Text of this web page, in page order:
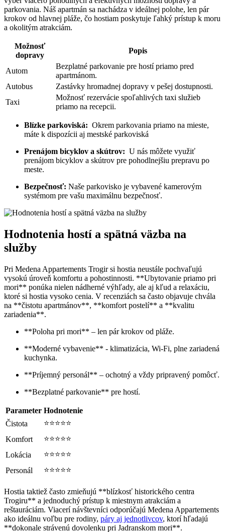
parkovania. Náš apartmán sa nachádza v ideálnej polohe, len pár
krokov od ‌hlavnej pláže, čo hostiam poskytuje ‍ľahký prístup k moru
a okolitým atrakciám.
Možnosť⁣
dopravy
Popis
Autom
Bezplatné parkovanie pre hostí ⁣priamo pred
apartmánom.
Autobus
Zastávky hromadnej dopravy v⁢ pešej dostupnosti.
Taxi
Možnosť rezervácie spoľahlivých ⁣taxi služieb
⁣priamo ⁢na recepcii.
Blízke parkoviská: ‍ Okrem parkovania priamo na mieste,
máte k dispozícii ‌aj mestské parkoviská
Prenájom bicyklov ⁤a skútrov: ‌ U nás môžete využiť
prenájom bicyklov a skútrov pre pohodlnejšiu prepravu po
meste.
Bezpečnosť: Naše ⁢parkovisko je vybavené kamerovým
systémom pre vašu ​maximálnu bezpečnosť.
Hodnotenia hostí a spätná väzba na
služby
Pri Medena ⁣Appartements Trogir si hostia neustále pochvaľujú
vysokú úroveň ⁢komfortu a pohostinnosti. **Ubytovanie priamo pri ​
mori**‌ ponúka⁢ nielen nádherné výhľady, ale aj kľud a relaxáciu,
ktoré si hostia vysoko cenia. V recenziách sa často objavuje chvála
na **čistotu‌ apartmánov**, **komfort postelí** a **kvalitu
⁢zariadenia**.
**Poloha pri mori** – len⁣ pár krokov od pláže.
**Moderné vybavenie** ⁤- klimatizácia, Wi-Fi, plne zariadená
kuchynka.
**Príjemný personál** – ochotný a vždy pripravený pomôcť.
**Bezplatné​ parkovanie** pre ‍hostí.
Parameter Hodnotenie
Čistota
⭐⭐⭐⭐⭐
Komfort
⭐⭐⭐⭐⭐
Lokácia
⭐⭐⭐⭐⭐
Personál
⭐⭐⭐⭐⭐
Hostia taktiež často zmieňujú‍ **blízkosť historického centra
Trogiru** a jednoduchý prístup k miestnym atrakciám a‍
reštauráciám. Viacerí návštevníci odporúčajú Medena ⁤Appartements
ako⁣ ideálnu ⁤voľbu pre rodiny, páry aj jednotlivcov, ktorí hľadajú⁢
**dokonale strávenú dovolenku pri Jadranskom mori**.